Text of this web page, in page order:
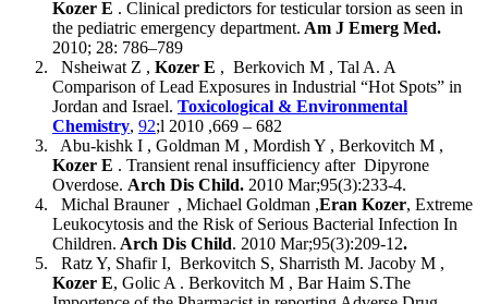
Kozer E . Clinical predictors for testicular torsion as seen in
the pediatric emergency department. Am J Emerg Med.
2010; 28: 786–789
Nsheiwat Z , Kozer E , Berkovich M , Tal A. A
Comparison of Lead Exposures in Industrial “Hot Spots” in
Jordan and Israel. Toxicological & Environmental
Chemistry, 92;l 2010 ,669 – 682
Abu-kishk I , Goldman M , Mordish Y , Berkovitch M ,
Kozer E . Transient renal insufficiency after Dipyrone
Overdose. Arch Dis Child. 2010 Mar;95(3):233-4.
Michal Brauner , Michael Goldman ,Eran Kozer, Extreme
Leukocytosis and the Risk of Serious Bacterial Infection In
Children. Arch Dis Child. 2010 Mar;95(3):209-12.
Ratz Y, Shafir I, Berkovitch S, Sharristh M. Jacoby M ,
Kozer E, Golic A . Berkovitch M , Bar Haim S.The